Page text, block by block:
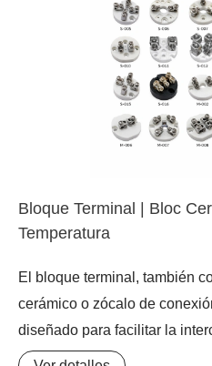
confieren una estabilidad
la agresión de metales
corrosivos, lo que los
termocupla indispensables
materiales cerámicos o
prematuramente. Este tubo
fiables y continuas en las
Bloque Terminal | Bloc
Temperatura
El bloque terminal, también
cerámico o zócalo de
diseñado para facilitar la
estable entre los elementos